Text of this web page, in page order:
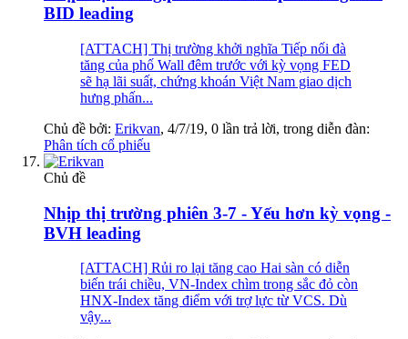
BID leading
[ATTACH] Thị trường khởi nghĩa Tiếp nối đà
tăng của phố Wall đêm trước với kỳ vọng FED
sẽ hạ lãi suất, chứng khoán Việt Nam giao dịch
hưng phấn...
Chủ đề bởi: Erikvan, 4/7/19, 0 lần trả lời, trong diễn đàn:
Phân tích cổ phiếu
Chủ đề
Nhịp thị trường phiên 3-7 - Yếu hơn kỳ vọng -
BVH leading
[ATTACH] Rủi ro lại tăng cao Hai sàn có diễn
biến trái chiều, VN-Index chìm trong sắc đỏ còn
HNX-Index tăng điểm với trợ lực từ VCS. Dù
vậy...